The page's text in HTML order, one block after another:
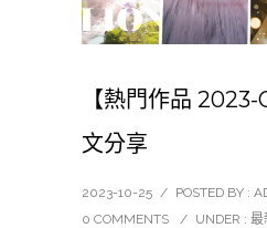
【熱門作品
文分享
2023-10-25 / POSTED BY :
0 COMMENTS
/ UNDER : 最